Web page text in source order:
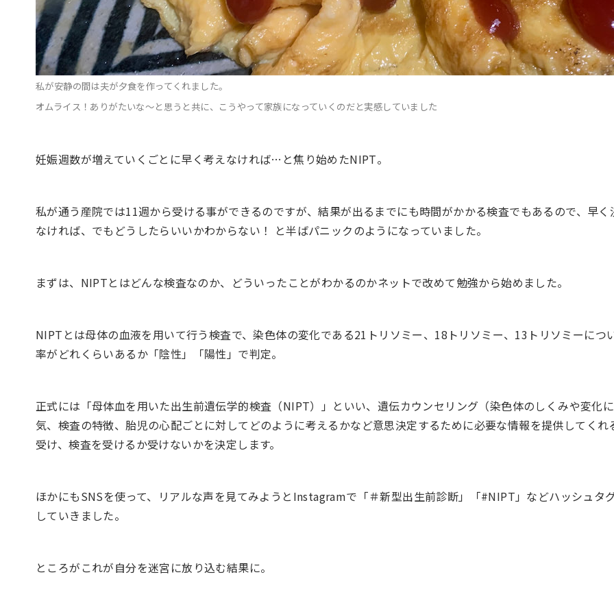
私が安静の間は夫が夕食を作ってくれました。
オムライス！ありがたいな〜と思うと共に、こうやって家族になっていくのだと実感していました
妊娠週数が増えていくごとに早く考えなければ…と焦り始めたNIPT。
私が通う産院では11週から受ける事ができるのですが、結果が出るまでにも時間がかかる検査でもあるので、早く
なければ、でもどうしたらいいかわからない！ と半ばパニックのようになっていました。
まずは、NIPTとはどんな検査なのか、どういったことがわかるのかネットで改めて勉強から始めました。
NIPTとは母体の血液を用いて行う検査で、染色体の変化である21トリソミー、18トリソミー、13トリソミーにつ
率がどれくらいあるか「陰性」「陽性」で判定。
正式には「母体血を用いた出生前遺伝学的検査（NIPT）」といい、遺伝カウンセリング（染色体のしくみや変化
気、検査の特徴、胎児の心配ごとに対してどのように考えるかなど意思決定するために必要な情報を提供してくれ
受け、検査を受けるか受けないかを決定します。
ほかにもSNSを使って、リアルな声を見てみようとInstagramで「＃新型出生前診断」「#NIPT」などハッシュタ
していきました。
ところがこれが自分を迷宮に放り込む結果に。